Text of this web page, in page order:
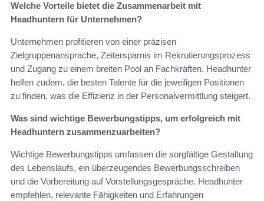
Welche Vorteile bietet die Zusammenarbeit mit
Headhuntern für Unternehmen?
Unternehmen profitieren von einer präzisen
Zielgruppenansprache, Zeitersparnis im Rekrutierungsprozess
und Zugang zu einem breiten Pool an Fachkräften. Headhunter
helfen zudem, die besten Talente für die jeweiligen Positionen
zu finden, was die Effizienz in der Personalvermittlung steigert.
Was sind wichtige Bewerbungstipps, um erfolgreich mit
Headhuntern zusammenzuarbeiten?
Wichtige Bewerbungstipps umfassen die sorgfältige Gestaltung
des Lebenslaufs, ein überzeugendes Bewerbungsschreiben
und die Vorbereitung auf Vorstellungsgespräche. Headhunter
empfehlen, relevante Fähigkeiten und Erfahrungen